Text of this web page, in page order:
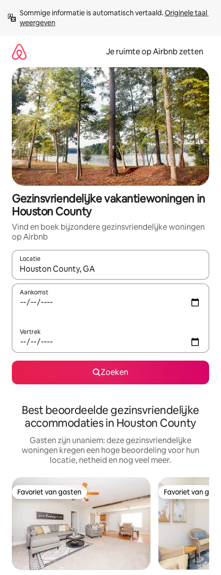
direct
naar
Sommige informatie is automatisch vertaald. Originele taal
weergeven
Je ruimte op Airbnb zetten
Gezinsvriendelijke vakantiewoningen in
Houston County
Vind en boek bijzondere gezinsvriendelijke woningen
op Airbnb
Locatie
Wanneer er suggesties beschikbaar zijn, maak je een keuze
Aankomst
Vertrek
Zoeken
Best beoordeelde gezinsvriendelijke
accommodaties in Houston County
Gasten zijn unaniem: deze gezinsvriendelijke
woningen kregen een hoge beoordeling voor hun
locatie, netheid en nog veel meer.
Favoriet van gasten
Favoriet van gasten Favoriet van
Favoriet van